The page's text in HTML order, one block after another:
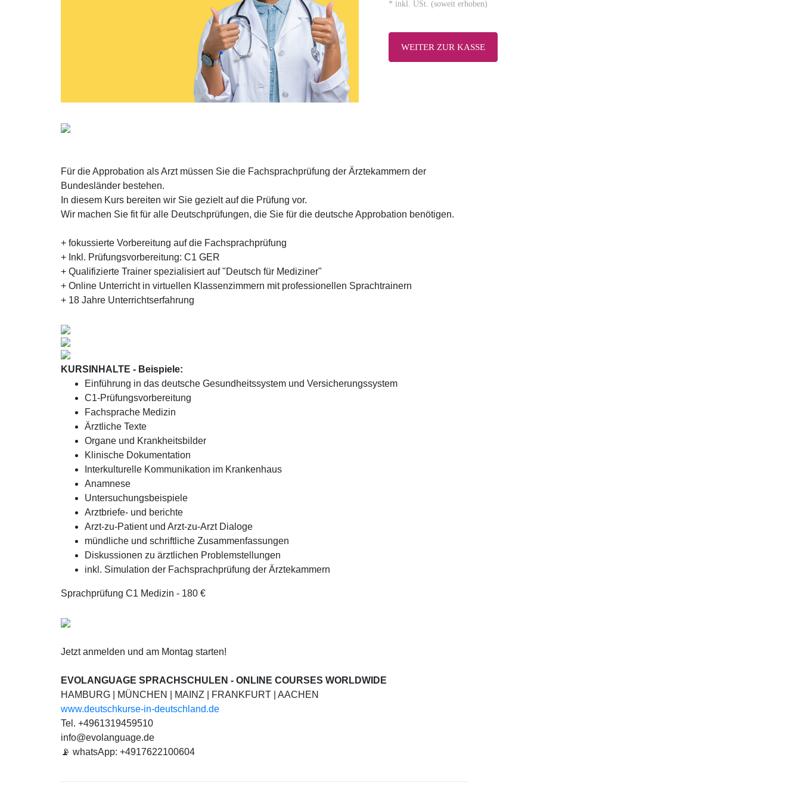
* inkl. USt. (soweit erhoben)
WEITER ZUR KASSE
Für die Approbation als Arzt müssen Sie die Fachsprachprüfung der Ärztekammern der
Bundesländer bestehen.
In diesem Kurs bereiten wir Sie gezielt auf die Prüfung vor.
Wir machen Sie fit für alle Deutschprüfungen, die Sie für die deutsche Approbation benötigen.
+ fokussierte Vorbereitung auf die Fachsprachprüfung
+ Inkl. Prüfungsvorbereitung: C1 GER
+ Qualifizierte Trainer spezialisiert auf "Deutsch für Mediziner"
+ Online Unterricht in virtuellen Klassenzimmern mit professionellen Sprachtrainern
+ 18 Jahre Unterrichtserfahrung
KURSINHALTE - Beispiele:
Einführung in das deutsche Gesundheitssystem und Versicherungssystem
C1-Prüfungsvorbereitung
Fachsprache Medizin
Ärztliche Texte
Organe und Krankheitsbilder
Klinische Dokumentation
Interkulturelle Kommunikation im Krankenhaus
Anamnese
Untersuchungsbeispiele
Arztbriefe- und berichte
Arzt-zu-Patient und Arzt-zu-Arzt Dialoge
mündliche und schriftliche Zusammenfassungen
Diskussionen zu ärztlichen Problemstellungen
inkl. Simulation der Fachsprachprüfung der Ärztekammern
Sprachprüfung C1 Medizin - 180 €
Jetzt anmelden und am Montag starten!
EVOLANGUAGE SPRACHSCHULEN - ONLINE COURSES WORLDWIDE
HAMBURG | MÜNCHEN | MAINZ | FRANKFURT | AACHEN
www.deutschkurse-in-deutschland.de
Tel. +4961319459510
info@evolanguage.de
📡 whatsApp: +4917622100604